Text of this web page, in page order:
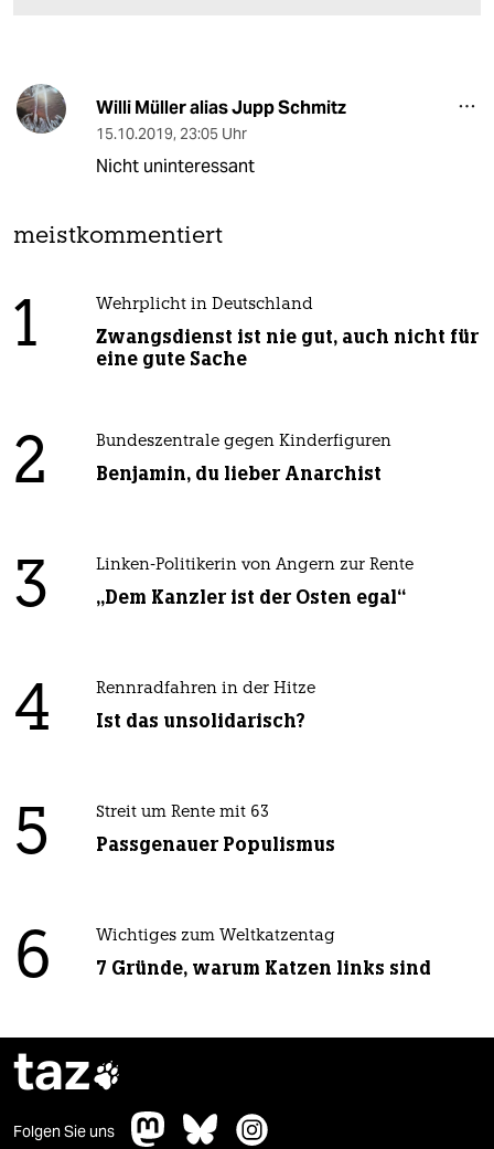
Willi Müller alias Jupp Schmitz
15.10.2019, 23:05 Uhr
Nicht uninteressant
meistkommentiert
1 Wehrplicht in Deutschland
Zwangsdienst ist nie gut, auch nicht für
eine gute Sache
2 Bundeszentrale gegen Kinderfiguren
Benjamin, du lieber Anarchist
3 Linken-Politikerin von Angern zur Rente
„Dem Kanzler ist der Osten egal“
4 Rennradfahren in der Hitze
Ist das unsolidarisch?
5 Streit um Rente mit 63
Passgenauer Populismus
6 Wichtiges zum Weltkatzentag
7 Gründe, warum Katzen links sind
taz
Folgen Sie uns